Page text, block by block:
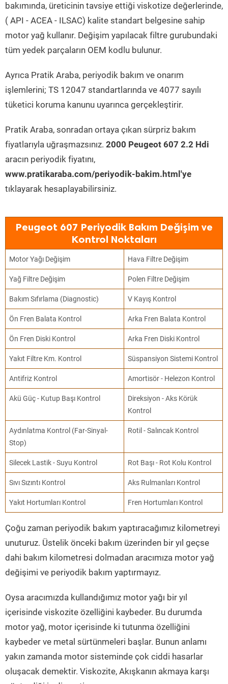
bakımında, üreticinin tavsiye ettiği viskotize değerlerinde,
( API - ACEA - ILSAC) kalite standart belgesine sahip
motor yağ kullanır. Değişim yapılacak filtre gurubundaki
tüm yedek parçaların OEM kodlu bulunur.
Ayrıca Pratik Araba, periyodik bakım ve onarım
işlemlerini; TS 12047 standartlarında ve 4077 sayılı
tüketici koruma kanunu uyarınca gerçekleştirir.
Pratik Araba, sonradan ortaya çıkan sürpriz bakım
fiyatlarıyla uğraşmazsınız. 2000 Peugeot 607 2.2 Hdi
aracın periyodik fiyatını,
www.pratikaraba.com/periyodik-bakim.html'ye
tıklayarak hesaplayabilirsiniz.
Peugeot 607 Periyodik Bakım Değişim ve
Kontrol Noktaları
Motor Yağı Değişim Hava Filtre Değişim
Yağ Filtre Değişim Polen Filtre Değişim
Bakım Sıfırlama (Diagnostic) V Kayış Kontrol
Ön Fren Balata Kontrol Arka Fren Balata Kontrol
Ön Fren Diski Kontrol Arka Fren Diski Kontrol
Yakıt Filtre Km. Kontrol Süspansiyon Sistemi Kontrol
Antifriz Kontrol Amortisör - Helezon Kontrol
Akü Güç - Kutup Başı Kontrol
Direksiyon - Aks Körük
Kontrol
Aydınlatma Kontrol (Far-Sinyal-
Stop)
Rotil - Salıncak Kontrol
Silecek Lastik - Suyu Kontrol Rot Başı - Rot Kolu Kontrol
Sıvı Sızıntı Kontrol Aks Rulmanları Kontrol
Yakıt Hortumları Kontrol Fren Hortumları Kontrol
Çoğu zaman periyodik bakım yaptıracağımız kilometreyi
unuturuz. Üstelik önceki bakım üzerinden bir yıl geçse
dahi bakım kilometresi dolmadan aracımıza motor yağ
değişimi ve periyodik bakım yaptırmayız.
Oysa aracımızda kullandığımız motor yağı bir yıl
içerisinde viskozite özelliğini kaybeder. Bu durumda
motor yağ, motor içerisinde ki tutunma özelliğini
kaybeder ve metal sürtünmeleri başlar. Bunun anlamı
yakın zamanda motor sisteminde çok ciddi hasarlar
oluşacak demektir. Viskozite, Akışkanın akmaya karşı